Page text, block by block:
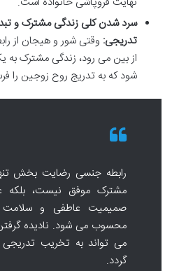
سرد شدن کلی زندگی مشترک و
تدریجی: وقتی شور و هیجان از
از بین می رود، زندگی مشترک
شود که به تدریج روح زوجین را
رابطه جنسی رضایت بخش
مشترک موفق نیست، بلکه
صمیمیت عاطفی و
محسوب می شود. نادیده
می تواند به تخریب تدریجی
گردد.